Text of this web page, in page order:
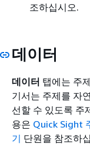
조하십시오.
데이터
데이터 탭에는 주
기서는 주제를 자
선할 수 있도록 주
용은 Quick Sight
기 단원을 참조하